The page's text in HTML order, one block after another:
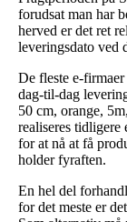
forudsat man har
herved er det ret
leveringsdato ved
De fleste e-
dag-til-dag
50 cm, orange,
realiseres tidligere
for at nå at få
holder fyraften.
En hel del
for det meste er